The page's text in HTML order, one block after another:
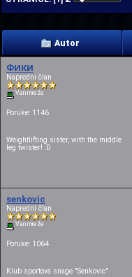
Autor
ФИКИ
Napredni član
Van mreže
Poruke: 1146
Weightlifting sister, with the middle
leg twister! :D
senkovic
Napredni član
Van mreže
Poruke: 1064
Klub sportova snage "Senkovic"